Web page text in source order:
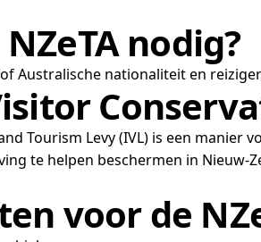
nodig?
Australische nationaliteit en
Tourism Levy (IVL) is een
te helpen beschermen in Nieuw-
voor de